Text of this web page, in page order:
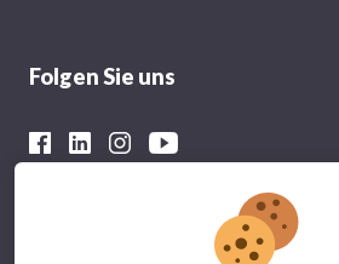
Folgen Sie uns
Mit der finanziellen Unterstützung von